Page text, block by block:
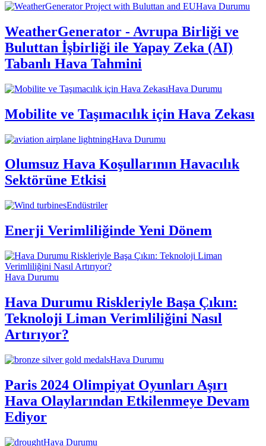
Hava Durumu
WeatherGenerator - Avrupa Birliği ve
Buluttan İşbirliği ile Yapay Zeka (AI)
Tabanlı Hava Tahmini
Hava Durumu
Mobilite ve Taşımacılık için Hava Zekası
Hava Durumu
Olumsuz Hava Koşullarının Havacılık
Sektörüne Etkisi
Endüstriler
Enerji Verimliliğinde Yeni Dönem
Hava Durumu
Hava Durumu Riskleriyle Başa Çıkın:
Teknoloji Liman Verimliliğini Nasıl
Artırıyor?
Hava Durumu
Paris 2024 Olimpiyat Oyunları Aşırı
Hava Olaylarından Etkilenmeye Devam
Ediyor
Hava Durumu